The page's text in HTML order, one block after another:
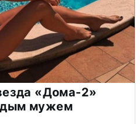
«Дома-2»
мужем